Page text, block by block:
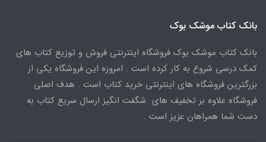
بانک کتاب موشک بوک
بانک کتاب موشک بوک فروشگاه اینترنتی فروش و توزیع کتاب های
کمک درسی شروع به کار کرده است . امروزه این فروشگاه یکی از
بزرگترین فروشگاه های اینترنتی خرید کتاب است . هدف اصلی
فروشگاه علاوه بر تخفیف های شگفت انگیز ارسال سریع کتاب به
دست شما همراهان عزیز است .